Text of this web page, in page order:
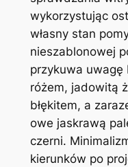
wykorzystując
własny stan
nieszablonowej
przykuwa uwagę
różem, jadowitą
błękitem, a
owe jaskrawą
czerni.
kierunków po